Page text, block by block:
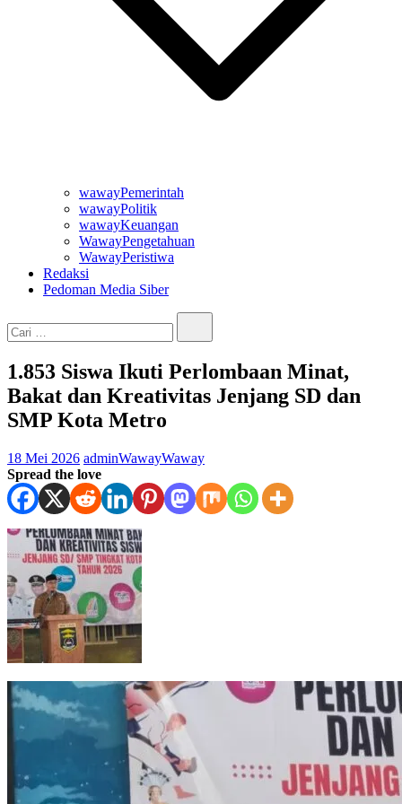
wawayPemerintah
wawayPolitik
wawayKeuangan
WawayPengetahuan
WawayPeristiwa
Redaksi
Pedoman Media Siber
1.853 Siswa Ikuti Perlombaan Minat,
Bakat dan Kreativitas Jenjang SD dan
SMP Kota Metro
18 Mei 2026 adminWawayWaway
Spread the love